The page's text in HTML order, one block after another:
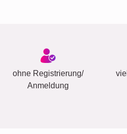
ohne Registrierung/
Anmeldung